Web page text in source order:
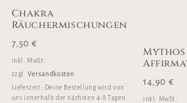
Chakra
Räuchermischungen
7,50 €
inkl. MwSt.
zzgl.Versandkosten
Lieferzeit: Deine Bestellung wird von
uns innerhalb der nächsten 4-8 Tagen
14,90 €
inkl. MwSt.